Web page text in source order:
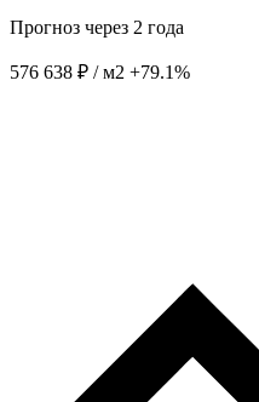
Прогноз через 2 года
576 638 ₽ / м2 +79.1%